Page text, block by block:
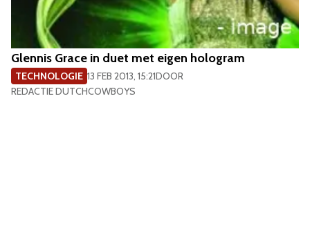
Glennis Grace in duet met eigen hologram
TECHNOLOGIE 13 FEB 2013, 15:21DOOR
REDACTIE DUTCHCOWBOYS